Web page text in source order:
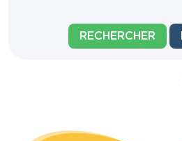
RECHERCHER